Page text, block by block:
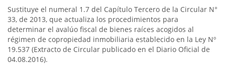
Sustituye el numeral 1.7 del Capítulo Tercero de la Circular N°
33, de 2013, que actualiza los procedimientos para
determinar el avalúo fiscal de bienes raíces acogidos al
régimen de copropiedad inmobiliaria establecido en la Ley Nº
19.537 (Extracto de Circular publicado en el Diario Oficial de
04.08.2016).